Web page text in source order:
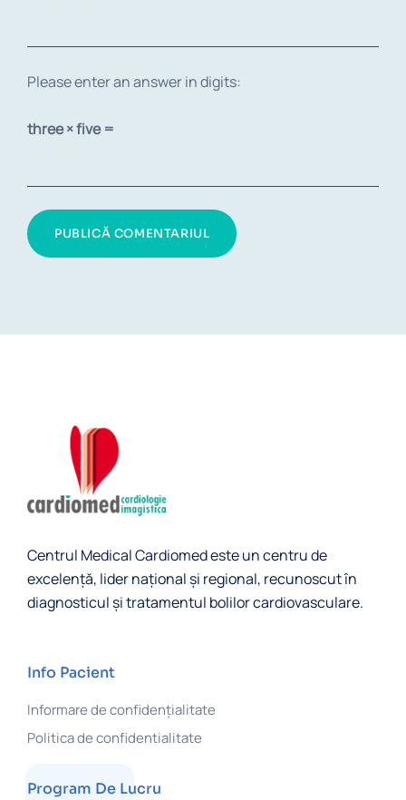
Please enter an answer in digits:
three × five =
Centrul Medical Cardiomed este un centru de
excelență, lider naţional și regional, recunoscut în
diagnosticul şi tratamentul bolilor cardiovasculare.
Info Pacient
Informare de confidențialitate
Politica de confidentialitate
Program De Lucru